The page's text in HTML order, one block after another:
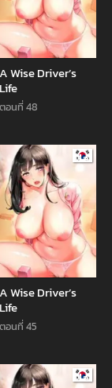
A Wise Driver’s
Life
ตอนที่ 48
A Wise Driver’s
Life
ตอนที่ 45